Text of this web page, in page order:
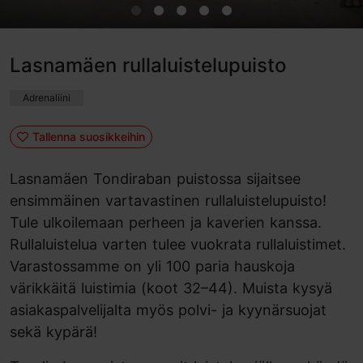
Lasnamäen rullaluistelupuisto
Adrenaliini
Tallenna suosikkeihin
Lasnamäen Tondiraban puistossa sijaitsee
ensimmäinen vartavastinen rullaluistelupuisto!
Tule ulkoilemaan perheen ja kaverien kanssa.
Rullaluistelua varten tulee vuokrata rullaluistimet.
Varastossamme on yli 100 paria hauskoja
värikkäitä luistimia (koot 32–44). Muista kysyä
asiakaspalvelijalta myös polvi- ja kyynärsuojat
sekä kypärä!